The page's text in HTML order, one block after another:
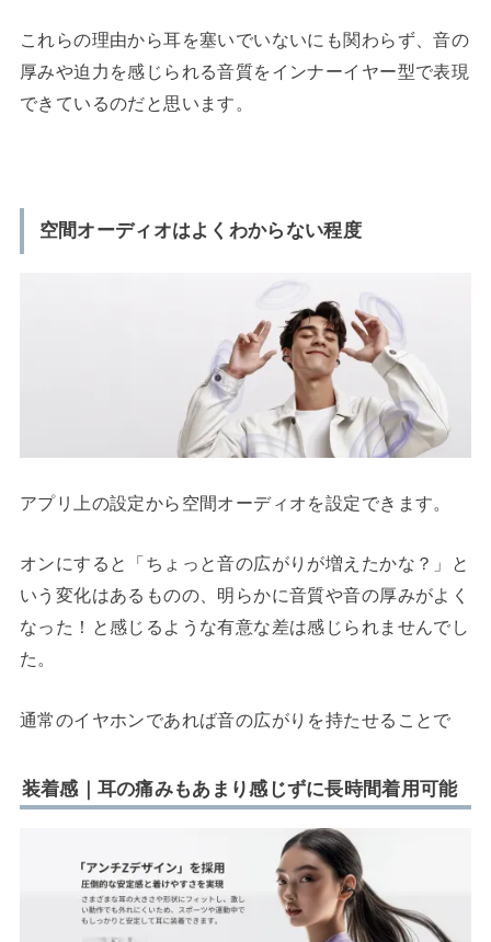
これらの理由から耳を塞いでいないにも関わらず、音の
厚みや迫力を感じられる音質をインナーイヤー型で表現
できているのだと思います。
空間オーディオはよくわからない程度
アプリ上の設定から空間オーディオを設定できます。
オンにすると「ちょっと音の広がりが増えたかな？」と
いう変化はあるものの、明らかに音質や音の厚みがよく
なった！と感じるような有意な差は感じられませんでし
た。
通常のイヤホンであれば音の広がりを持たせることで
装着感｜耳の痛みもあまり感じずに長時間着用可能